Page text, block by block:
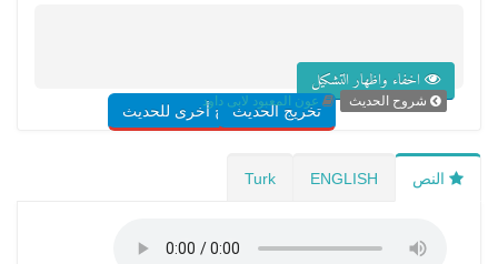
اخفاء واظهار التشكيل
تخريج الحديثشروح أخرى للحديث
شروح الحديث عون المعبود لابى داود
النص ENGLISH
Turk